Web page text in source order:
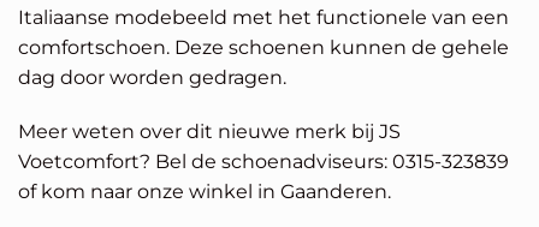
Italiaanse modebeeld met het functionele van een
comfortschoen. Deze schoenen kunnen de gehele
dag door worden gedragen.
Meer weten over dit nieuwe merk bij JS
Voetcomfort? Bel de schoenadviseurs: 0315-323839
of kom naar onze winkel in Gaanderen.